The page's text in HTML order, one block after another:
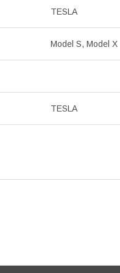
TESLA
Model S, Model X
TESLA